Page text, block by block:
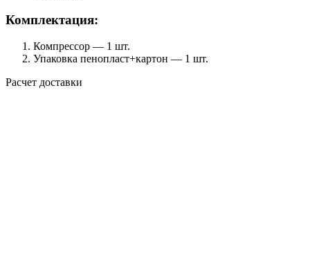
Комплектация:
Компрессор — 1 шт.
Упаковка пенопласт+картон — 1 шт.
Расчет доставки